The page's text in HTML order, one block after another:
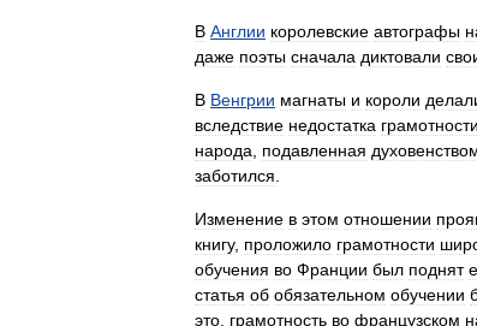
В Англии королевские автографы
даже поэты сначала диктовали
В Венгрии магнаты и короли
вследствие недостатка грамотности
народа, подавленная
заботился.
Изменение в этом отношении
книгу, проложило грамотности
обучения во Франции был поднят
статья об обязательном обучении
это, грамотность во французском